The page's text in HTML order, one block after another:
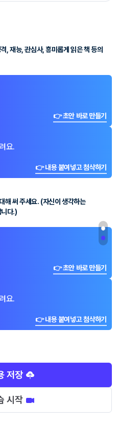
, 재능, 관심사, 흥미롭게 읽은 책 등의
👉 초안 바로 만들기
요.
👉 내용 붙여넣고 첨삭하기
해 써 주세요. (자신이 생각하는
니다.)
👉 초안 바로 만들기
요.
👉 내용 붙여넣고 첨삭하기
저장
시작